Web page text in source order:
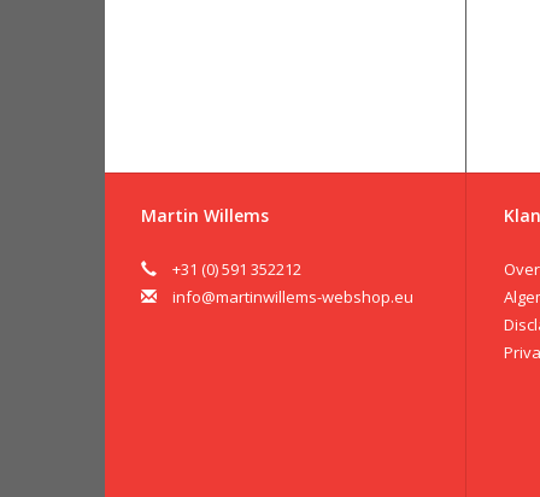
Martin Willems
+31 (0) 591 352212
info@martinwillems-webshop.eu